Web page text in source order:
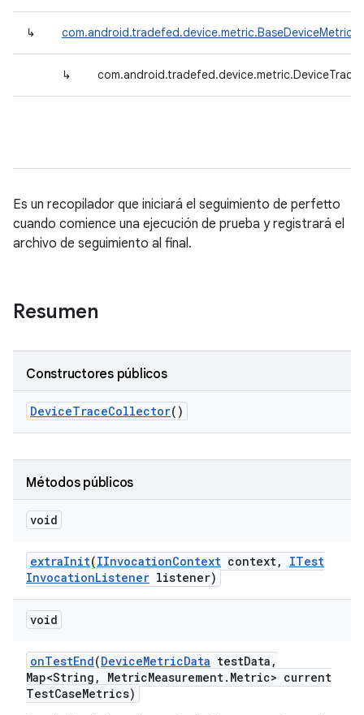
↳
↳
Es un recopilador que iniciará el seguimiento de perfetto
cuando comience una ejecución de prueba y registrará el
archivo de seguimiento al final.
Resumen
Constructores públicos
DeviceTraceCollector()
Métodos públicos
void
extraInit(IInvocationContext context,
ITest
InvocationListener listener)
void
onTestEnd(DeviceMetricData testData ,
Map<String , MetricMeasurement. Metric> current
TestCaseMetrics)